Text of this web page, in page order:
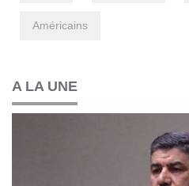
Américains
A LA UNE